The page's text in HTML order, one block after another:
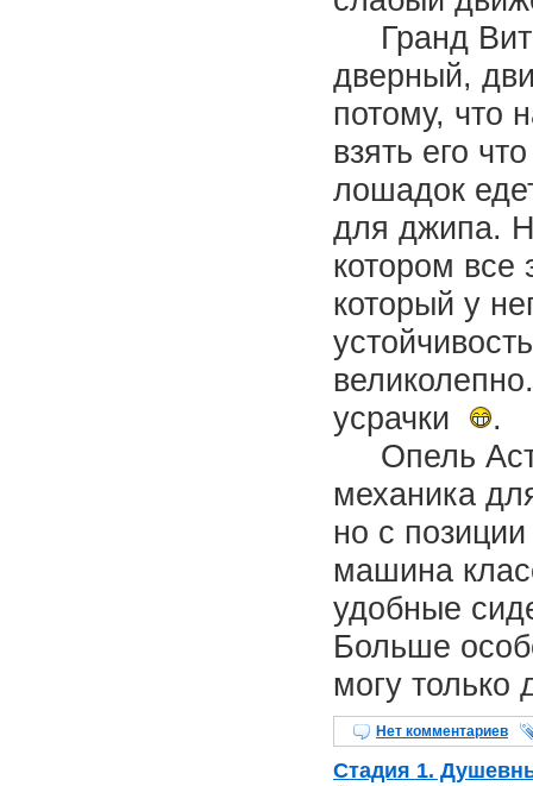
Гранд
дверный,
потому, что
взять его
лошадок
для джипа.
котором все
который у
усрачки
.
Опель
механика
но с
машина
удобные
Больше
могу только
Нет комментариев
Стадия 1.